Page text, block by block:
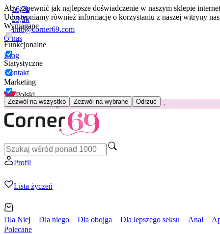
Aby zapewnić jak najlepsze doświadczenie w naszym sklepie
Udostępniamy również informacje o korzystaniu z naszej witryny
Wymagane
Funkcjonalne
Statystyczne
Marketing
Zezwól na wszystko Zezwól na wybrane Odrzuć
16,7k
25,2k
info@corner69.com
O nas
Blog
Kontakt
Polski
😽Svakom Klitty: 65 zł TANIEJKod: KLITTY →
Profil
Lista życzeń
Dla Niej Dla niego Dla obojga Dla lepszego seksu Anal
Polecane